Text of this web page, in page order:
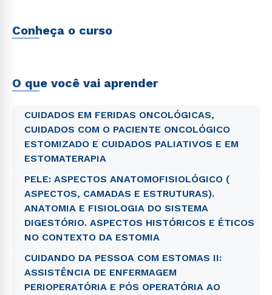
Conheça o curso
O que você vai aprender
CUIDADOS EM FERIDAS ONCOLÓGICAS,
CUIDADOS COM O PACIENTE ONCOLÓGICO
ESTOMIZADO E CUIDADOS PALIATIVOS E EM
ESTOMATERAPIA
PELE: ASPECTOS ANATOMOFISIOLÓGICO (
ASPECTOS, CAMADAS E ESTRUTURAS).
ANATOMIA E FISIOLOGIA DO SISTEMA
DIGESTÓRIO. ASPECTOS HISTÓRICOS E ÉTICOS
NO CONTEXTO DA ESTOMIA
CUIDANDO DA PESSOA COM ESTOMAS II:
ASSISTÊNCIA DE ENFERMAGEM
PERIOPERATÓRIA E PÓS OPERATÓRIA AO